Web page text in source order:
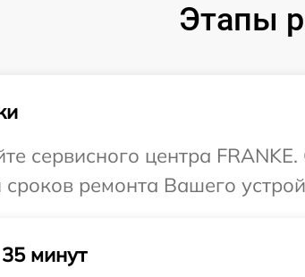
Этапы
сервисного центра
ремонта Вашего
минут